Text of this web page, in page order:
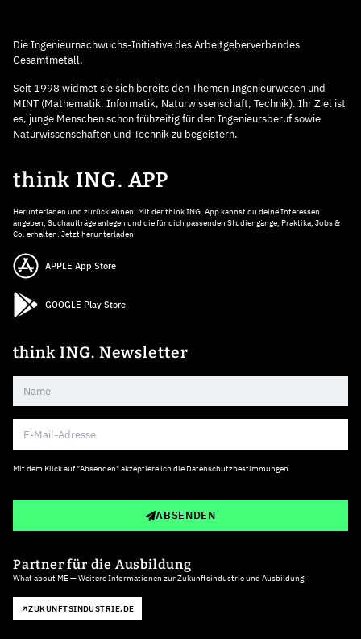
Die Ingenieurnachwuchs-Initiative des Arbeitgeberverbandes
Gesamtmetall.
Seit 1998 widmet sie sich bereits den Themen Ingenieurwesen und
MINT (Mathematik, Informatik, Naturwissenschaft, Technik). Ihr Ziel ist
es, junge Menschen schon frühzeitig für den Ingenieursberuf sowie
Naturwissenschaften und Technik zu begeistern.
think ING. APP
Herunterladen und zurücklehnen: Mit der think ING. App kannst du deine Interessen
angeben, Suchaufträge anlegen und die für dich passenden Studiengänge, Praktika, Jobs &
Co. erhalten. Jetzt herunterladen!
APPLE App Store
GOOGLE Play Store
think ING. Newsletter
Mit dem Klick auf "Absenden" akzeptiere ich die Datenschutzbestimmungen
ABSENDEN
Partner für die Ausbildung
What about ME — Weitere Informationen zur Zukunftsindustrie und Ausbildung
ZUKUNFTSINDUSTRIE.DE